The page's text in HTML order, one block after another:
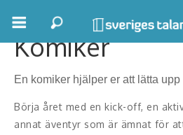
Boka ett möte
Samhällsnytta
Inspiration
Komiker
En komiker hjälper er att lätta
Börja året med en kick-off, en
annat äventyr som är ämnat för